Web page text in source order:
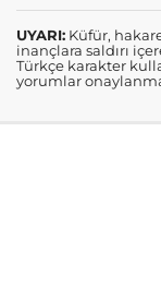
UYARI: Küfür,
inançlara saldırı
Türkçe karakter
yorumlar